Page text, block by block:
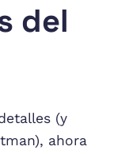
del
(y
ahora